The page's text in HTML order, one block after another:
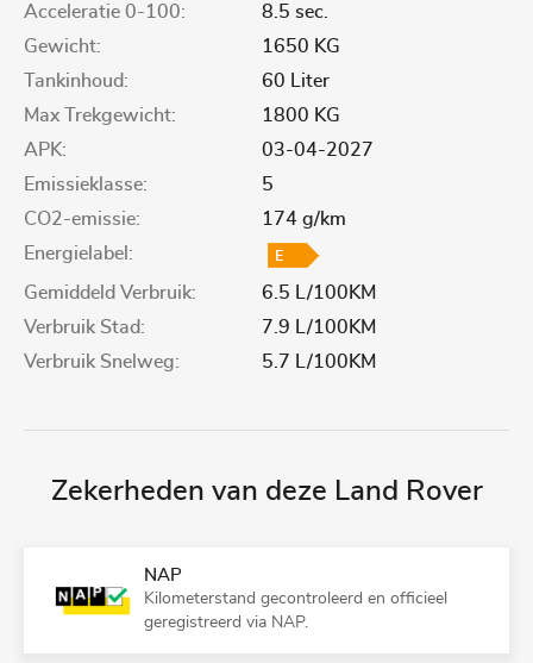
Acceleratie 0-100:
8.5 sec.
Gewicht:
1650 KG
Tankinhoud:
60 Liter
Max Trekgewicht:
1800 KG
APK:
03-04-2027
Emissieklasse:
5
CO2-emissie:
174 g/km
Energielabel:
Gemiddeld Verbruik:
6.5 L/100KM
Verbruik Stad:
7.9 L/100KM
Verbruik Snelweg:
5.7 L/100KM
Zekerheden van deze Land Rover
NAP
Kilometerstand gecontroleerd en officieel
geregistreerd via NAP.